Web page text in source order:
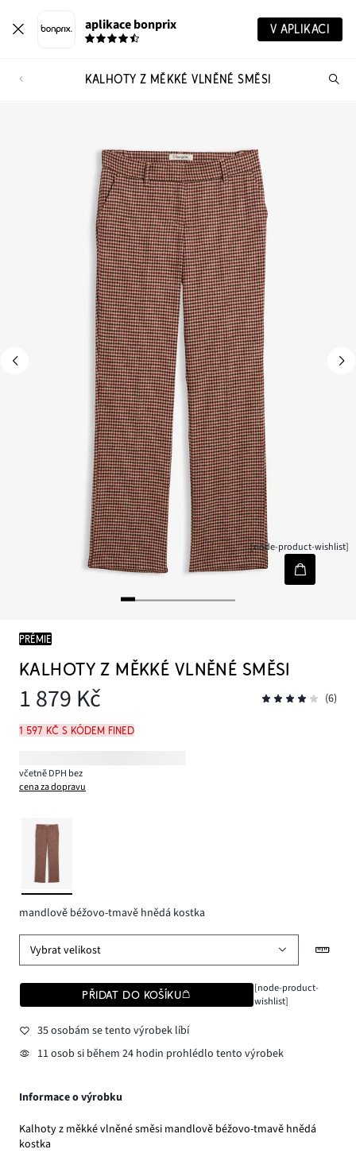
aplikace bonprix V APLIKACI
KALHOTY Z MĚKKÉ VLNĚNÉ SMĚSI
[node-product-wishlist]
PRÉMIE
KALHOTY Z MĚKKÉ VLNĚNÉ SMĚSI
1 879 Kč (6)
1 597 Kč s kódem FINED
včetně DPH bez
cena za dopravu
mandlově béžovo-tmavě hnědá kostka
Vybrat velikost
PŘIDAT DO KOŠÍKU
[node-product-
wishlist]
35 osobám se tento výrobek líbí
11 osob si během 24 hodin prohlédlo tento výrobek
Informace o výrobku
Kalhoty z měkké vlněné směsi mandlově béžovo-tmavě hnědá
kostka